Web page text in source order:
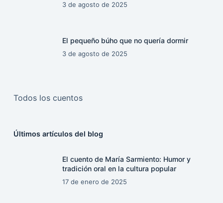
3 de agosto de 2025
El pequeño búho que no quería dormir
3 de agosto de 2025
Todos los cuentos
Últimos artículos del blog
El cuento de María Sarmiento: Humor y
tradición oral en la cultura popular
17 de enero de 2025